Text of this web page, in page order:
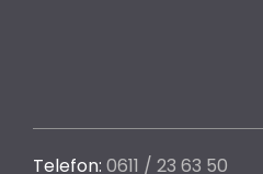
Telefon: 0611 / 23 63 50